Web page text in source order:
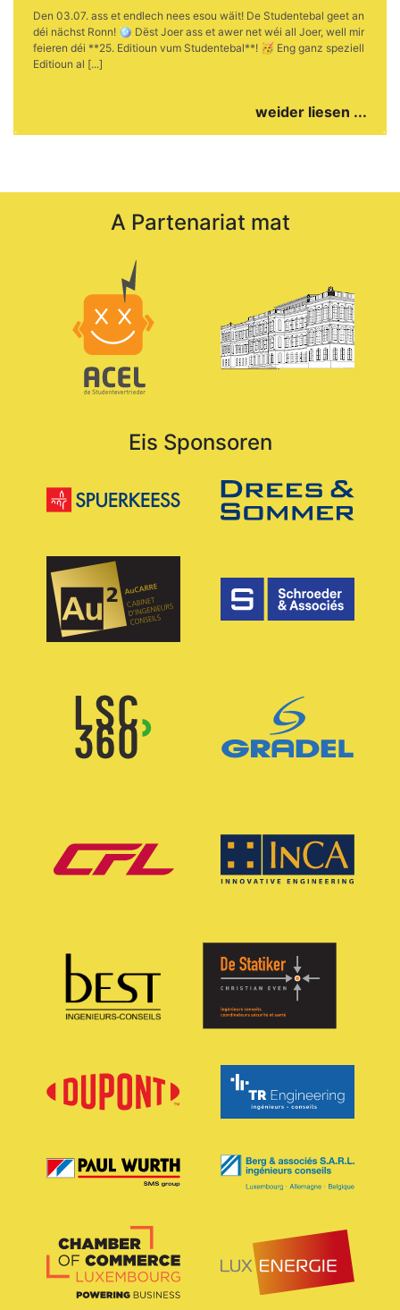
Den 03.07. ass et endlech nees esou wäit! De Studentebal geet an
déi nächst Ronn! 🪩 Dëst Joer ass et awer net wéi all Joer, well mir
feieren déi **25. Editioun vum Studentebal**! 🥳 Eng ganz speziell
Editioun al [...]
weider liesen ...
A Partenariat mat
Eis Sponsoren